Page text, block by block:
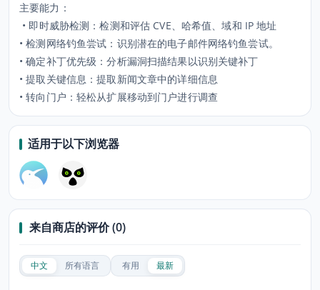
主要能力：
• 即时威胁检测：检测和评估 CVE、哈希值、域和 IP 地址
• 检测网络钓鱼尝试：识别潜在的电子邮件网络钓鱼尝试。
• 确定补丁优先级：分析漏洞扫描结果以识别关键补丁
• 提取关键信息：提取新闻文章中的详细信息
• 转向门户：轻松从扩展移动到门户进行调查
适用于以下浏览器
来自商店的评价 (0)
中文 所有语言 有用 最新